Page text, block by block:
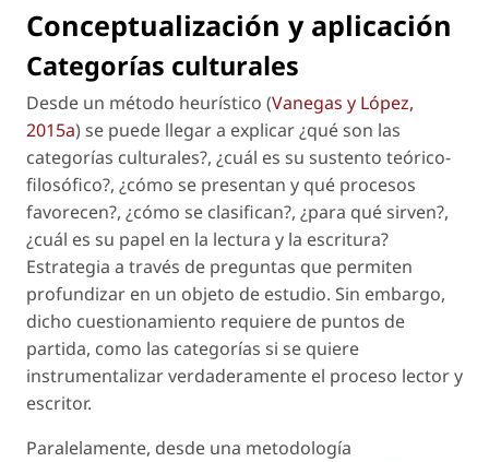
Conceptualización y aplicación
Categorías culturales
Desde un método heurístico (Vanegas y López,
2015a) se puede llegar a explicar ¿qué son las
categorías culturales?, ¿cuál es su sustento teórico-
filosófico?, ¿cómo se presentan y qué procesos
favorecen?, ¿cómo se clasifican?, ¿para qué sirven?,
¿cuál es su papel en la lectura y la escritura?
Estrategia a través de preguntas que permiten
profundizar en un objeto de estudio. Sin embargo,
dicho cuestionamiento requiere de puntos de
partida, como las categorías si se quiere
instrumentalizar verdaderamente el proceso lector y
escritor.
Paralelamente, desde una metodología